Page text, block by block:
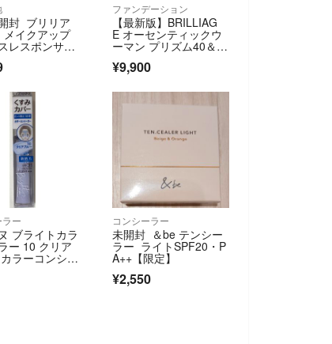
封 ブリリア
イクアップ
レスポンサー
ミニボトル
ファンデーション
【最新版】BRILLIAG
E オーセンティックウ
ーマン プリズム40＆リ
¥9,900
ラー
ブライトカラ
ー 10 クリア
ラーコンシー
コンシーラー
未開封 ＆be テンシー
ラー ライトSPF20・P
A++【限定】
¥2,550